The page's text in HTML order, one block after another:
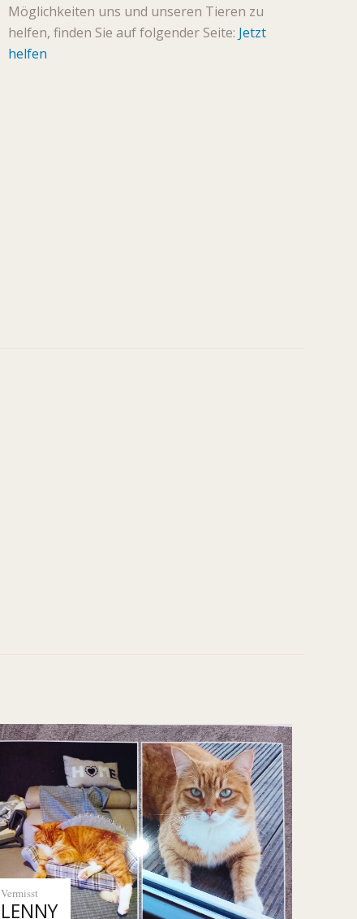
Möglichkeiten uns und unseren Tieren zu
helfen, finden Sie auf folgender Seite: Jetzt
helfen
Vermisst
LENNY